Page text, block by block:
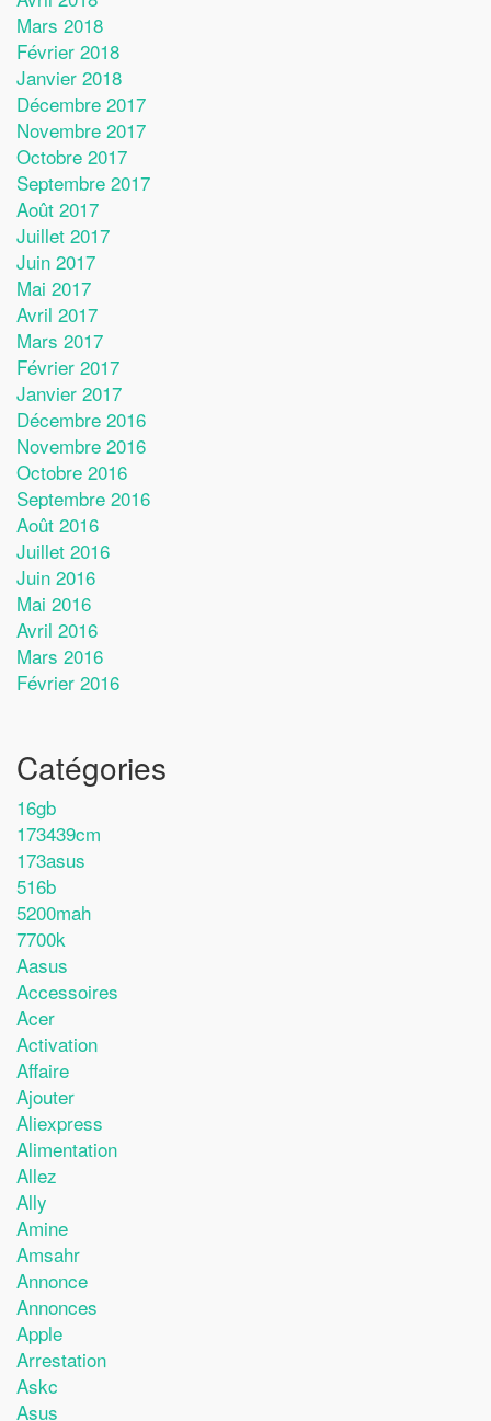
Mars 2018
Février 2018
Janvier 2018
Décembre 2017
Novembre 2017
Octobre 2017
Septembre 2017
Août 2017
Juillet 2017
Juin 2017
Mai 2017
Avril 2017
Mars 2017
Février 2017
Janvier 2017
Décembre 2016
Novembre 2016
Octobre 2016
Septembre 2016
Août 2016
Juillet 2016
Juin 2016
Mai 2016
Avril 2016
Mars 2016
Février 2016
Catégories
16gb
173439cm
173asus
516b
5200mah
7700k
Aasus
Accessoires
Acer
Activation
Affaire
Ajouter
Aliexpress
Alimentation
Allez
Ally
Amine
Amsahr
Annonce
Annonces
Apple
Arrestation
Askc
Asus